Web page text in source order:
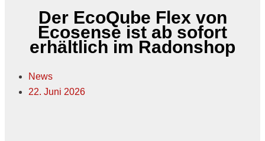
Der EcoQube Flex von
Ecosense ist ab sofort
erhältlich im Radonshop
News
22. Juni 2026